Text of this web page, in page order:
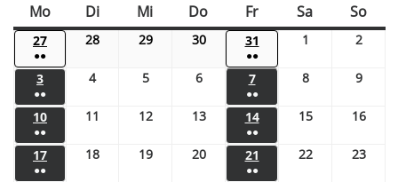
Mo Di Mi Do Fr Sa So
27
●●
28 29 30 31
●●
1 2
3
●●
4 5 6 7
●●
8 9
10
●●
11 12 13 14
●●
15 16
17
●●
18 19 20 21
●●
22 23